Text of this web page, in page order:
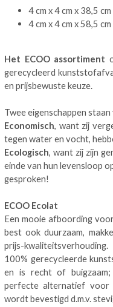
4 cm x 4 cm x 38,5 cm
4 cm x 4 cm x 58,5 cm
Het ECOO assortiment
gerecycleerd
en prijsbewuste keuze.
Twee eigenschappen
Economisch, want zij
tegen water en vocht,
Ecologisch, want zij zijn
einde van hun levensloop
gesproken!
ECOO Ecolat
Een mooie afboording
best ook duurzaam,
prijs-
100% gerecycleerde
en is recht of
perfecte alternatief voor
wordt bevestigd d.m.v.